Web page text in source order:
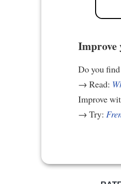
Improve
Do you
→ Read:
Improve
→ Try: